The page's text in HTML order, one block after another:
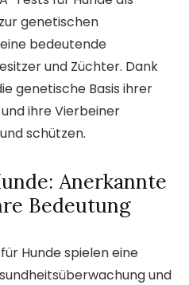
genetischen
bedeutende
und Züchter. Dank
genetische Basis ihrer
ihre Vierbeiner
schützen.
Anerkannte
Bedeutung
für Hunde spielen eine
und